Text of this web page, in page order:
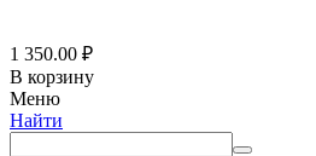
1 350.00 ₽
В корзину
Меню
Найти